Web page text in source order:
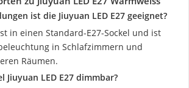
ist die Jiuyuan LED E27 geeignet?
in einen Standard-E27-Sockel und ist
in Schlafzimmern und
Räumen.
LED E27 dimmbar?